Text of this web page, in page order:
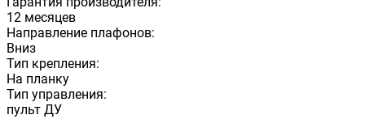
12 месяцев
Направление плафонов:
Вниз
Тип крепления:
На планку
Тип управления:
пульт ДУ